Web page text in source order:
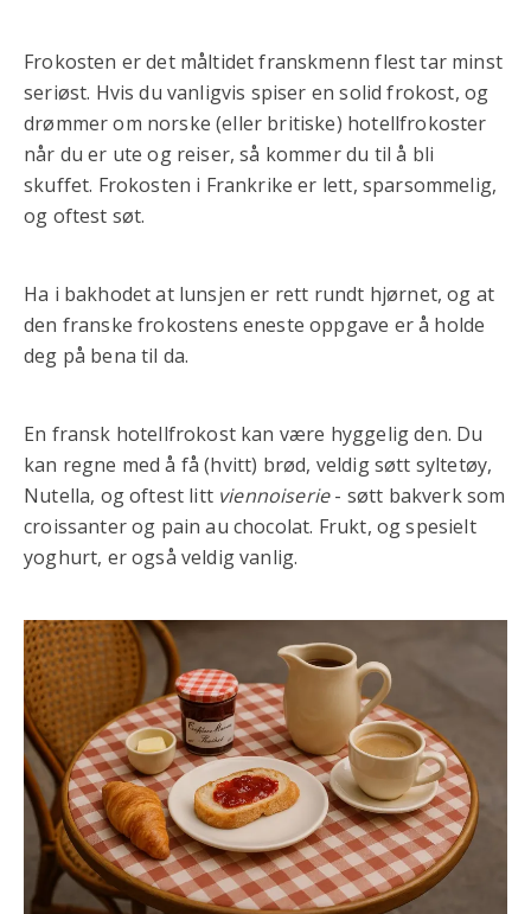
Frokosten er det måltidet franskmenn flest tar minst
seriøst. Hvis du vanligvis spiser en solid frokost, og
drømmer om norske (eller britiske) hotellfrokoster
når du er ute og reiser, så kommer du til å bli
skuffet. Frokosten i Frankrike er lett, sparsommelig,
og oftest søt.
Ha i bakhodet at lunsjen er rett rundt hjørnet, og at
den franske frokostens eneste oppgave er å holde
deg på bena til da.
En fransk hotellfrokost kan være hyggelig den. Du
kan regne med å få (hvitt) brød, veldig søtt syltetøy,
Nutella, og oftest litt viennoiserie- søtt bakverk som
croissanter og pain au chocolat. Frukt, og spesielt
yoghurt, er også veldig vanlig.